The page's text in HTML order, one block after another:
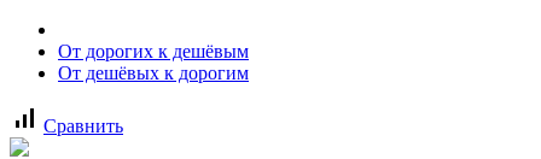
От дорогих к дешёвым
От дешёвых к дорогим
signal_cellular_alt Сравнить